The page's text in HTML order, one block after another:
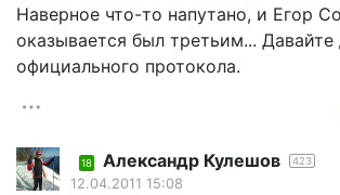
Наверное что-то напутано, и Егор
оказывается был третьим...
официального протокола.
18 Александр Кулешов 423
12.04.2011 15:08